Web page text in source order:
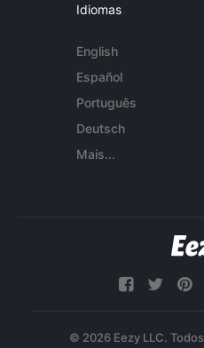
Idiomas
English
Español
Português
Deutsch
Mais...
© 2026 Eezy LLC.